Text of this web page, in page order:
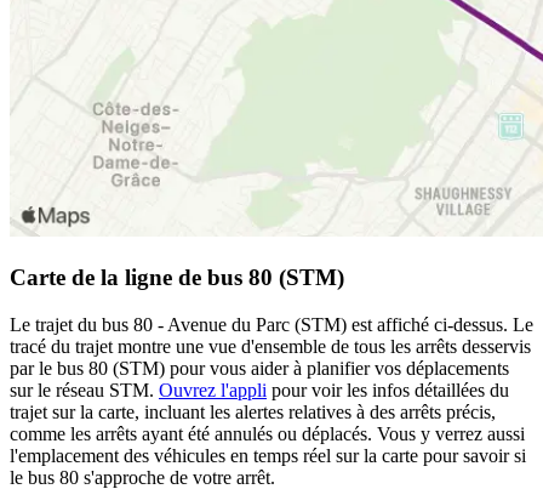
Carte de la ligne de bus 80 (STM)
Le trajet du bus 80 - Avenue du Parc (STM) est affiché ci-dessus. Le
tracé du trajet montre une vue d'ensemble de tous les arrêts desservis
par le bus 80 (STM) pour vous aider à planifier vos déplacements
sur le réseau STM. Ouvrez l'appli pour voir les infos détaillées du
trajet sur la carte, incluant les alertes relatives à des arrêts précis,
comme les arrêts ayant été annulés ou déplacés. Vous y verrez aussi
l'emplacement des véhicules en temps réel sur la carte pour savoir si
le bus 80 s'approche de votre arrêt.